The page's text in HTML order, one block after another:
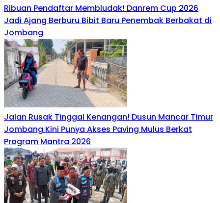
Ribuan Pendaftar Membludak! Danrem Cup 2026
Jadi Ajang Berburu Bibit Baru Penembak Berbakat di
Jombang
Jalan Rusak Tinggal Kenangan! Dusun Mancar Timur
Jombang Kini Punya Akses Paving Mulus Berkat
Program Mantra 2026